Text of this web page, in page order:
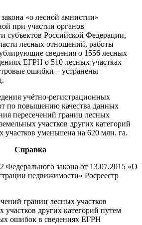
«о лесной амнистии»
при участии органов
субъектов Российской Федерации,
лесных отношений, работы
сведения о 1556 лесных
ЕГРН о 510 лесных участках
ошибки – устранены
учётно-регистрационных
по повышению качества данных
пересечений границ лесных
участков других категорий
участков уменьшена на 620 млн. га.
Справка
закона от 13.07.2015 «О
недвижимости» Росреестр
границ лесных участков
участков других категорий путем
ошибок в сведениях ЕГРН